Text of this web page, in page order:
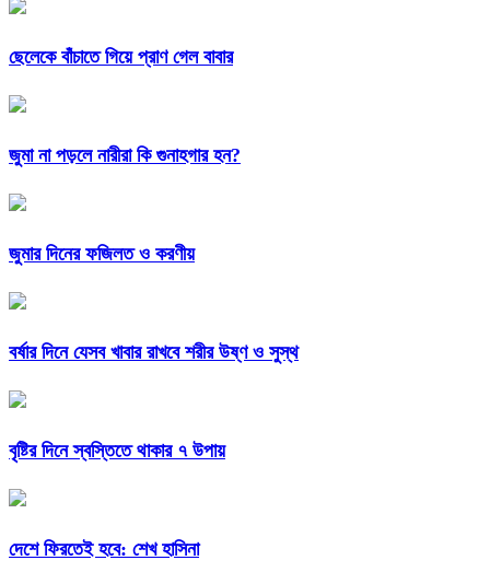
ছেলেকে বাঁচাতে গিয়ে প্রাণ গেল বাবার
জুমা না পড়লে নারীরা কি গুনাহগার হন?
জুমার দিনের ফজিলত ও করণীয়
বর্ষার দিনে যেসব খাবার রাখবে শরীর উষ্ণ ও সুস্থ
বৃষ্টির দিনে স্বস্তিতে থাকার ৭ উপায়
দেশে ফিরতেই হবে: শেখ হাসিনা